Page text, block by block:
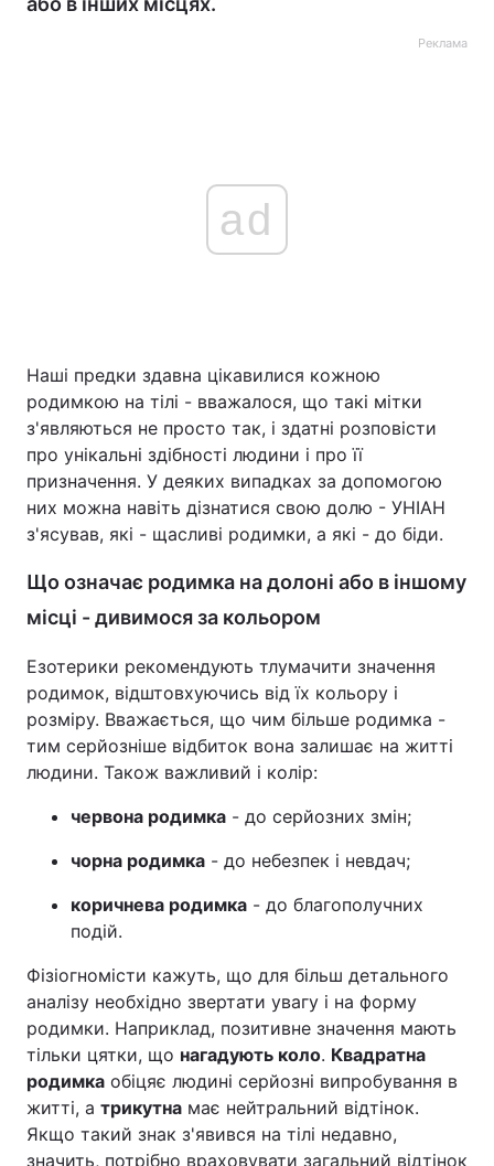
Реклама
ad
Наші предки здавна цікавилися кожною
родимкою на тілі - вважалося, що такі мітки
з'являються не просто так, і здатні розповісти
про унікальні здібності людини і про її
призначення. У деяких випадках за допомогою
них можна навіть дізнатися свою долю - УНІАН
з'ясував, які - щасливі родимки, а які - до біди.
Що означає родимка на долоні або в іншому
місці - дивимося за кольором
Езотерики рекомендують тлумачити значення
родимок, відштовхуючись від їх кольору і
розміру. Вважається, що чим більше родимка -
тим серйозніше відбиток вона залишає на житті
людини. Також важливий і колір:
червона родимка - до серйозних змін;
чорна родимка - до небезпек і невдач;
коричнева родимка - до благополучних
подій.
Фізіогномісти кажуть, що для більш детального
аналізу необхідно звертати увагу і на форму
родимки. Наприклад, позитивне значення мають
тільки цятки, що нагадують коло. Квадратна
родимка обіцяє людині серйозні випробування в
житті, а трикутна має нейтральний відтінок.
Якщо такий знак з'явився на тілі недавно,
значить, потрібно враховувати загальний відтінок